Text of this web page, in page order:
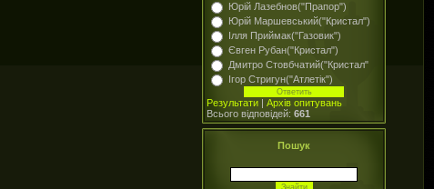
Юрій Лазебнов("Прапор")
Юрій Маршевський("Кристал")
Ілля Приймак("Газовик")
Євген Рубан("Кристал")
Дмитро Стовбчатий("Кристал"
Ігор Стригун("Атлетік")
Результати | Архів опитувань
Всього відповідей: 661
Пошук